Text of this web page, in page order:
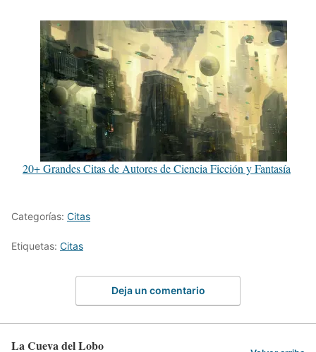
20+ Grandes Citas de Autores de Ciencia Ficción y Fantasía
Categorías: Citas
Etiquetas: Citas
Deja un comentario
La Cueva del Lobo